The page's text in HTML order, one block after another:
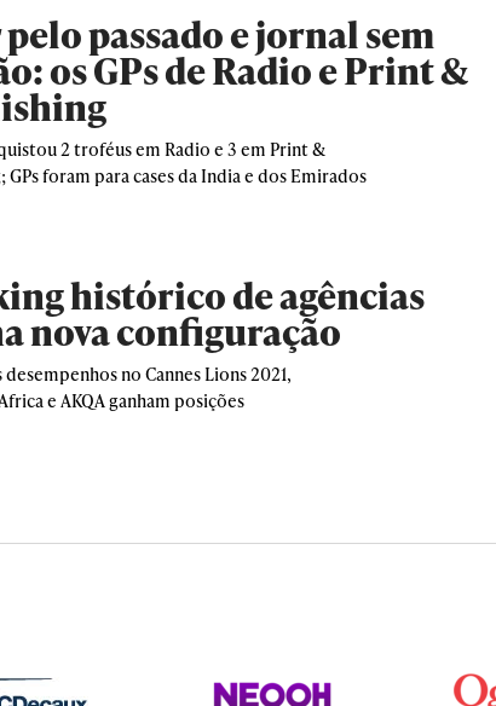
passado e jornal sem
os GPs de Radio e Print &
2 troféus em Radio e 3 em Print &
GPs foram para cases da India e dos Emirados
histórico de agências
nova configuração
no Cannes Lions 2021,
e AKQA ganham posições